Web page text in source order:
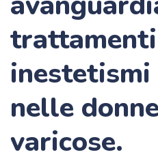
inestetismi
nelle
varicose.